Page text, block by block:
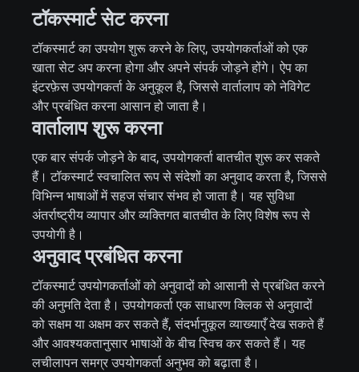
टॉकस्मार्ट सेट करना
टॉकस्मार्ट का उपयोग शुरू करने के लिए, उपयोगकर्ताओं को एक
खाता सेट अप करना होगा और अपने संपर्क जोड़ने होंगे। ऐप का
इंटरफ़ेस उपयोगकर्ता के अनुकूल है, जिससे वार्तालाप को नेविगेट
और प्रबंधित करना आसान हो जाता है।
वार्तालाप शुरू करना
एक बार संपर्क जोड़ने के बाद, उपयोगकर्ता बातचीत शुरू कर सकते
हैं। टॉकस्मार्ट स्वचालित रूप से संदेशों का अनुवाद करता है, जिससे
विभिन्न भाषाओं में सहज संचार संभव हो जाता है। यह सुविधा
अंतर्राष्ट्रीय व्यापार और व्यक्तिगत बातचीत के लिए विशेष रूप से
उपयोगी है।
अनुवाद प्रबंधित करना
टॉकस्मार्ट उपयोगकर्ताओं को अनुवादों को आसानी से प्रबंधित करने
की अनुमति देता है। उपयोगकर्ता एक साधारण क्लिक से अनुवादों
को सक्षम या अक्षम कर सकते हैं, संदर्भानुकूल व्याख्याएँ देख सकते हैं
और आवश्यकतानुसार भाषाओं के बीच स्विच कर सकते हैं। यह
लचीलापन समग्र उपयोगकर्ता अनुभव को बढ़ाता है।